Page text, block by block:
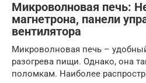
Микроволновая печь:
магнетрона, панели
вентилятора
Микроволновая печь –
разогрева пищи. Однако, она
поломкам. Наиболее